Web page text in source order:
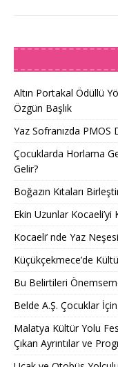
Altın Portakal Ödüllü
Özgün Başlık
Yaz Sofranızda PMOS
Çocuklarda Horlama
Gelir?
Boğazın Kıtaları
Ekin Uzunlar
Kocaeli’ nde Yaz
Küçükçekmece’de
Bu Belirtileri
Belde A.Ş. Çocuklar
Malatya Kültür Yolu
Çıkan Ayrıntılar ve